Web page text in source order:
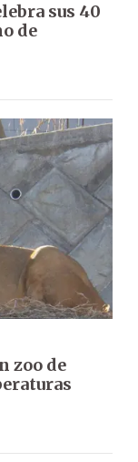
sus 40
de
zoo de